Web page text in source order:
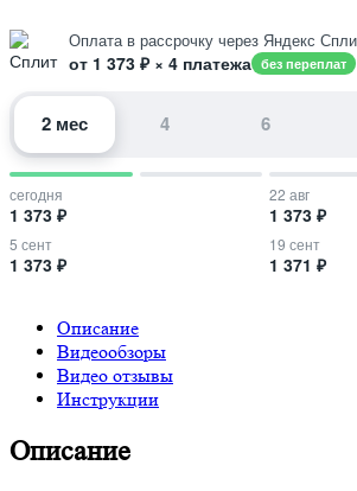
Оплата в рассрочку через Яндекс
от 1 373 ₽ × 4 платежа без переплат
2 мес 4 6
сегодня
1 373 ₽
22 авг
1 373 ₽
5 сент
1 373 ₽
19 сент
1 371 ₽
Описание
Видеообзоры
Видео отзывы
Инструкции
Описание